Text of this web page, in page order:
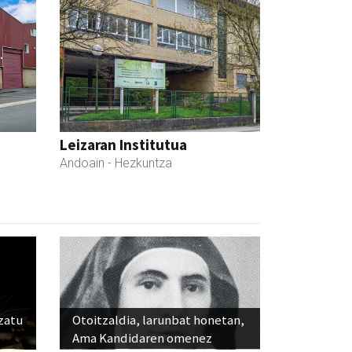
Leizaran Institutua
Andoain - Hezkuntza
Otoitzaldia, larunbat honetan,
Ama Kandidaren omenez